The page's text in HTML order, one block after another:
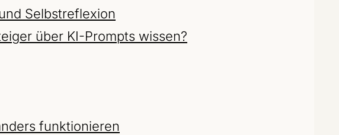
Selbstreflexion
über KI-Prompts wissen?
funktionieren